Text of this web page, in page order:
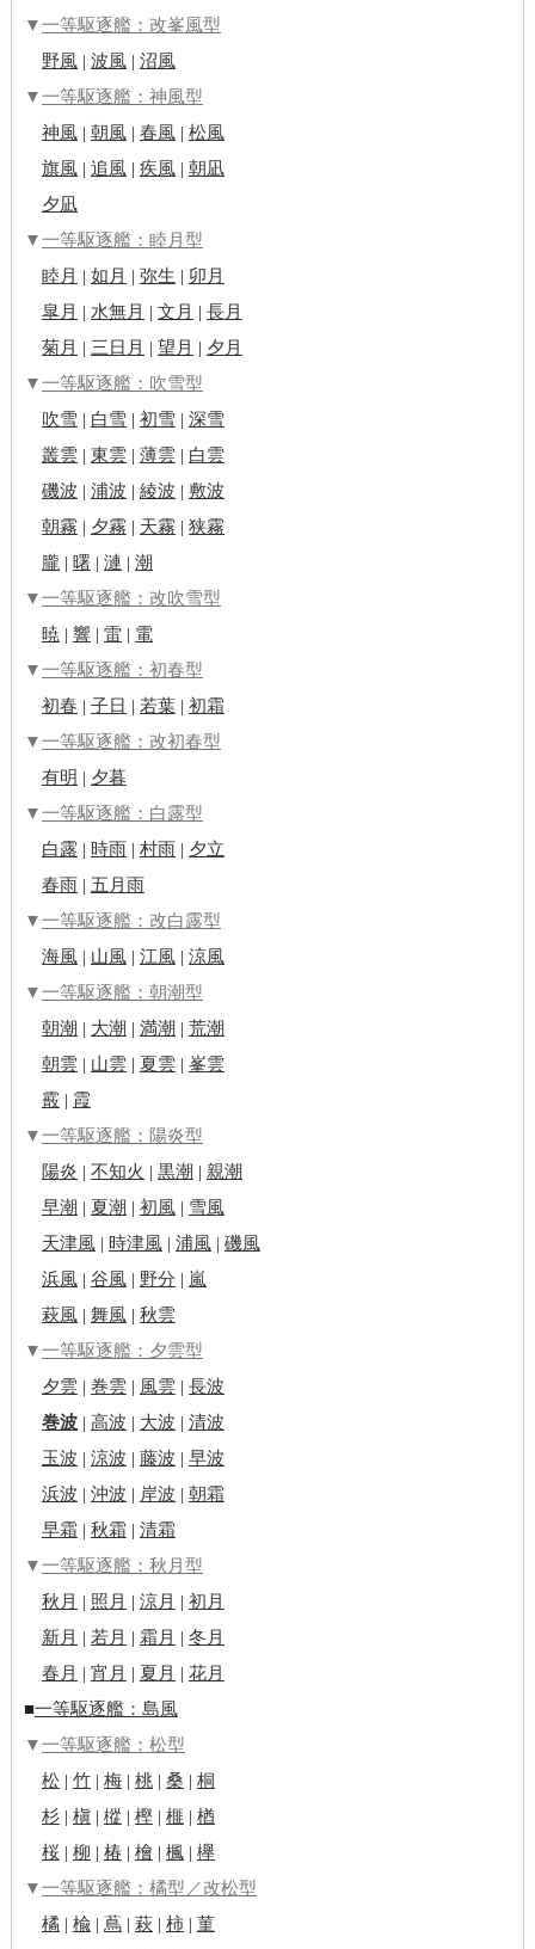
▼一等駆逐艦：改峯風型
野風| 波風| 沼風
▼一等駆逐艦：神風型
神風| 朝風| 春風| 松風
旗風| 追風| 疾風| 朝凪
夕凪
▼一等駆逐艦：睦月型
睦月 | 如月 | 弥生 | 卯月
皐月 | 水無月 | 文月 | 長月
菊月 | 三日月 | 望月 | 夕月
▼一等駆逐艦：吹雪型
吹雪 | 白雪 | 初雪 | 深雪
叢雲 | 東雲 | 薄雲 | 白雲
磯波 | 浦波 | 綾波 | 敷波
朝霧 | 夕霧 | 天霧 | 狭霧
朧| 曙| 漣 | 潮
▼一等駆逐艦：改吹雪型
暁 | 響| 雷| 電
▼一等駆逐艦：初春型
初春 | 子日 | 若葉| 初霜
▼一等駆逐艦：改初春型
有明 | 夕暮
▼一等駆逐艦：白露型
白露 | 時雨 | 村雨 | 夕立
春雨 | 五月雨
▼一等駆逐艦：改白露型
海風| 山風| 江風| 涼風
▼一等駆逐艦：朝潮型
朝潮 | 大潮 | 満潮 | 荒潮
朝雲 | 山雲 | 夏雲 | 峯雲
霰 | 霞
▼一等駆逐艦：陽炎型
陽炎 | 不知火 | 黒潮 | 親潮
早潮 | 夏潮 | 初風| 雪風
天津風| 時津風| 浦風| 磯風
浜風| 谷風| 野分 | 嵐
萩風| 舞風| 秋雲
▼一等駆逐艦：夕雲型
夕雲 | 巻雲 | 風雲 | 長波
巻波| 高波 | 大波 | 清波
玉波 | 涼波 | 藤波 | 早波
浜波 | 沖波 | 岸波 | 朝霜
早霜 | 秋霜 | 清霜
▼一等駆逐艦：秋月型
秋月 | 照月 | 涼月 | 初月
新月 | 若月 | 霜月 | 冬月
春月 | 宵月 | 夏月 | 花月
■一等駆逐艦：島風
▼一等駆逐艦：松型
松| 竹| 梅| 桃| 桑 | 桐
杉| 槇| 樅 | 樫 | 榧| 楢
桜| 柳 | 椿| 檜 | 楓| 欅
▼一等駆逐艦：橘型／改松型
橘 | 楡| 蔦| 萩| 柿 | 菫